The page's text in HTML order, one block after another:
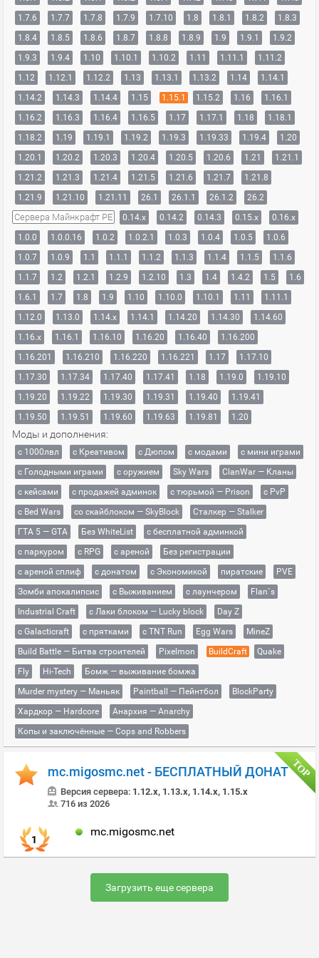
1.7.6
1.7.7 1.7.8 1.7.9 1.7.10 1.8 1.8.1 1.8.2
1.8.3
1.8.4
1.8.5 1.8.6 1.8.7 1.8.8 1.8.9 1.9 1.9.1
1.9.2
1.9.3
1.9.4 1.10 1.10.1 1.10.2 1.11 1.11.1
1.11.2
1.12
1.12.1 1.12.2 1.13 1.13.1 1.13.2 1.14
1.14.1
1.14.2
1.14.3 1.14.4 1.15 1.15.1 1.15.2 1.16
1.16.1
1.16.2
1.16.3 1.16.4 1.16.5 1.17 1.17.1 1.18
1.18.1
1.18.2
1.19 1.19.1 1.19.2 1.19.3 1.19.33 1.19.4
1.20
1.20.1
1.20.2 1.20.3 1.20.4 1.20.5 1.20.6 1.21
1.21.1
1.21.2
1.21.3 1.21.4 1.21.5 1.21.6 1.21.7
1.21.8
1.21.9
1.21.10 1.21.11 26.1 26.1.1 26.1.2 26.2
Сервера Майнкрафт PE 0.14.x 0.14.2 0.14.3 0.15.x
0.16.x
1.0.0
1.0.0.16 1.0.2 1.0.2.1 1.0.3 1.0.4 1.0.5
1.0.6
1.0.7
1.0.9 1.1 1.1.1 1.1.2 1.1.3 1.1.4 1.1.5
1.1.6
1.1.7
1.2 1.2.1 1.2.9 1.2.10 1.3 1.4 1.4.2 1.5
1.6
1.6.1
1.7 1.8 1.9 1.10 1.10.0 1.10.1 1.11
1.11.1
1.12.0
1.13.0 1.14.x 1.14.1 1.14.20 1.14.30
1.14.60
1.16.x
1.16.1 1.16.10 1.16.20 1.16.40
1.16.200
1.16.201
1.16.210 1.16.220 1.16.221 1.17
1.17.10
1.17.30
1.17.34 1.17.40 1.17.41 1.18 1.19.0
1.19.10
1.19.20
1.19.22 1.19.30 1.19.31 1.19.40
1.19.41
1.19.50
1.19.51 1.19.60 1.19.63 1.19.81 1.20
Моды и дополнения:
с 1000лвл c Креативом с Дюпом с модами
с мини играми
с Голодными играми
с оружием Sky Wars
ClanWar — Кланы
с кейсами
с продажей админок с тюрьмой — Prison
с PvP
с Bed Wars
со скайблоком — SkyBlock
Сталкер — Stalker
ГТА 5 — GTA
Без WhiteList
с бесплатной админкой
с паркуром
с RPG с ареной
Без регистрации
с ареной сплиф
с донатом с Экономикой пиратские
PVE
Зомби апокалипсис
с Выживанием с лаунчером
Flan`s
Industrial Craft
с Лаки блоком — Lucky block
Day Z
с Galacticraft
с прятками с TNT Run Egg Wars
MineZ
Build Battle — Битва строителей
Pixelmon BuildCraft
Quake
Fly
Hi-Tech
Бомж — выживание бомжа
Murder mystery — Маньяк
Paintball — Пейнтбол
BlockParty
Хардкор — Hardcore
Анархия — Anarchy
Копы и заключённые — Cops and Robbers
mc.migosmc.net - БЕСПЛАТНЫЙ ДОНАТ
Версия сервера: 1.12.x, 1.13.x, 1.14.x, 1.15.x
716 из 2026
1
mc.migosmc.net
Загрузить еще сервера